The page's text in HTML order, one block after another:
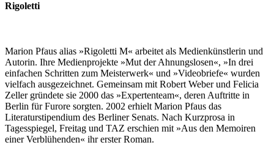
Rigoletti
Marion Pfaus alias »Rigoletti M« arbeitet als Medienkünstlerin und
Autorin. Ihre Medienprojekte »Mut der Ahnungslosen«, »In drei
einfachen Schritten zum Meisterwerk« und »Videobriefe« wurden
vielfach ausgezeichnet. Gemeinsam mit Robert Weber und Felicia
Zeller gründete sie 2000 das »Expertenteam«, deren Auftritte in
Berlin für Furore sorgten. 2002 erhielt Marion Pfaus das
Literaturstipendium des Berliner Senats. Nach Kurzprosa in
Tagesspiegel, Freitag und TAZ erschien mit »Aus den Memoiren
einer Verblühenden« ihr erster Roman.